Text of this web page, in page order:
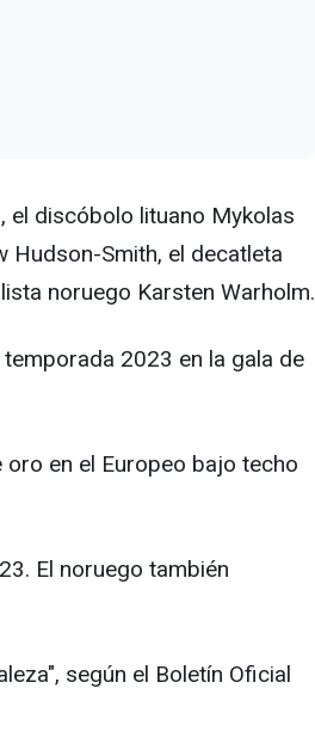
el discóbolo lituano Mykolas
Hudson-Smith, el decatleta
noruego Karsten Warholm.
2023 en la gala de
en el Europeo bajo techo
El noruego también
según el Boletín Oficial